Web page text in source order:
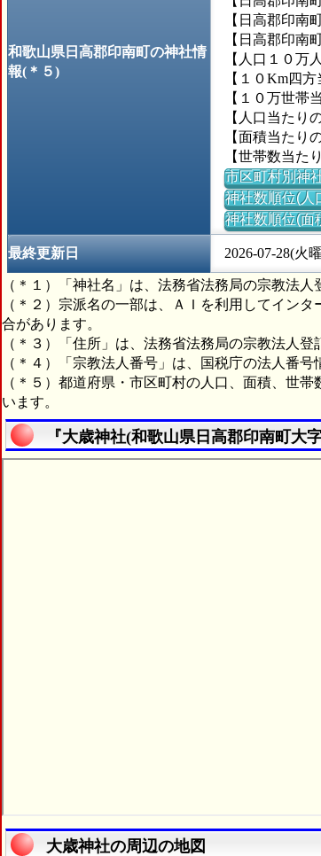
和歌山県日高郡印南町の神社情
報(＊５)
【日高郡印南
【日高郡印南
【人口１０万
【１０Km四
【１０万世帯
【人口当たり
【面積当たり
【世帯数当た
市区町村別神
神社数順位(人
神社数順位(面
最終更新日 2026-07-28(火
（＊１）「神社名」は、法務省法務局の宗教法人
（＊２）宗派名の一部は、ＡＩを利用してイン
合があります。
（＊３）「住所」は、法務省法務局の宗教法人登
（＊４）「宗教法人番号」は、国税庁の法人番号
（＊５）都道府県・市区町村の人口、面積、世
います。
『大歳神社(和歌山県日高郡印南町大
大歳神社の周辺の地図